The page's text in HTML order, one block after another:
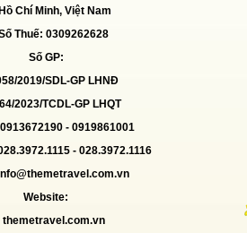
Chí Minh, Việt Nam
Thuế: 0309262628
Số GP:
2019/SDL-GP LHNĐ
2023/TCDL-GP LHQT
- 0919861001
- 028.3972.1116
Website:
themetravel.com.vn